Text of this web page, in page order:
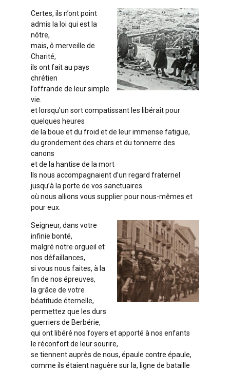
Certes, ils n’ont point
admis la loi qui est la
nôtre,
mais, ô merveille de
Charité,
ils ont fait au pays
chrétien
l’offrande de leur simple
vie.
et lorsqu’un sort compatissant les libérait pour
quelques heures
de la boue et du froid et de leur immense fatigue,
du grondement des chars et du tonnerre des
canons
et de la hantise de la mort
Ils nous accompagnaient d’un regard fraternel
jusqu’à la porte de vos sanctuaires
où nous allions vous supplier pour nous-mêmes et
pour eux.
Seigneur, dans votre
infinie bonté,
malgré notre orgueil et
nos défaillances,
si vous nous faites, à la
fin de nos épreuves,
la grâce de votre
béatitude éternelle,
permettez que les durs
guerriers de Berbérie,
qui ont libéré nos foyers et apporté à nos enfants
le réconfort de leur sourire,
se tiennent auprès de nous, épaule contre épaule,
comme ils étaient naguère sur la, ligne de bataille